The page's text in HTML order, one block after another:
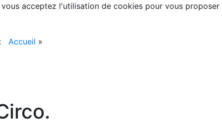
acceptez l'utilisation de cookies pour vous
Accueil »